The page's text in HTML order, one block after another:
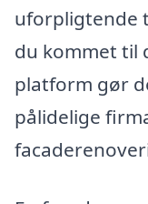
uforpligtende
du kommet til
platform gør
pålidelige